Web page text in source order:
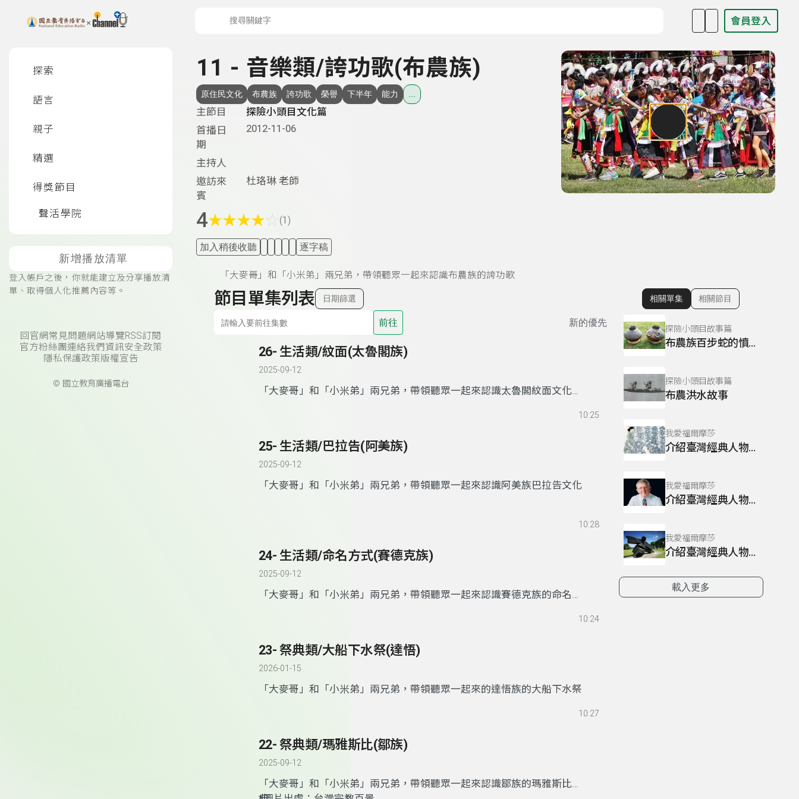
上方功能區塊 會員登入
探索
語言
親子
精選
得獎節目
聲活學院
新增播放清單
登入帳戶之後，你就能建立及分享播放清
單、取得個人化推薦內容等。
回官網常見問題網站導覽RSS訂閱
官方粉絲團連絡我們 資訊安全政策
隱私保護政策版權宣告
© 國立教育廣播電台
11 - 音樂類/誇功歌(布農族)
原住民文化 布農族 誇功歌 榮譽 下半年 能力
主節目
探險小頭目文化篇
首播日
期
2012-11-06
主持人
邀訪來
賓
杜珞琳 老師
4★★★★ (1)
加入稍後收聽 逐字稿
「大麥哥」和「小米弟」兩兄弟，帶領聽眾一起來認識布農族的誇功歌
節目單集列表 日期篩選
前往 新的優先
26- 生活類/紋面(太魯閣族)
2025-09-12
「大麥哥」和「小米弟」兩兄弟，帶領聽眾一起來認識太魯閣紋面文化。
10:25
25- 生活類/巴拉告(阿美族)
2025-09-12
「大麥哥」和「小米弟」兩兄弟，帶領聽眾一起來認識阿美族巴拉告文化
10:28
24- 生活類/命名方式(賽德克族)
2025-09-12
「大麥哥」和「小米弟」兩兄弟，帶領聽眾一起來認識賽德克族的命名方
10:24
23- 祭典類/大船下水祭(達悟)
2026-01-15
「大麥哥」和「小米弟」兩兄弟，帶領聽眾一起來的達悟族的大船下水祭
10:27
22- 祭典類/瑪雅斯比(鄒族)
2025-09-12
「大麥哥」和「小米弟」兩兄弟，帶領聽眾一起來認識鄒族的瑪雅斯比祭
顯示相關單集
相關單集 相關節目
探險小頭目故事篇
布農族百步蛇的憤怒
探險小頭目故事篇
布農洪水故事
我愛福爾摩莎
介紹臺灣經典人物~林之助
我愛福爾摩莎
介紹臺灣經典人物~羅慧夫
我愛福爾摩莎
介紹臺灣經典人物~朱銘
載入更多